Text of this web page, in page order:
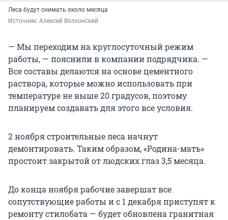
Леса будут снимать около месяца
Источник: Алексей Волхонский
— Мы переходим на круглосуточный режим
работы, — пояснили в компании подрядчика. —
Все составы делаются на основе цементного
раствора, которые можно использовать при
температуре не выше 20 градусов, поэтому
планируем создавать для этого все условия.
2 ноября строительные леса начнут
демонтировать. Таким образом, «Родина-мать»
простоит закрытой от людских глаз 3,5 месяца.
До конца ноября рабочие завершат все
сопутствующие работы и с 1 декабря приступят к
ремонту стилобата — будет обновлена гранитная